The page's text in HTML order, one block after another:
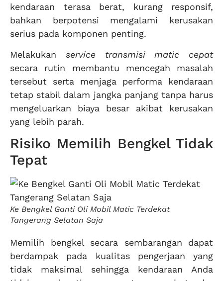
kendaraan terasa berat, kurang responsif,
bahkan berpotensi mengalami kerusakan
serius pada komponen penting.
Melakukan service transmisi matic cepat
secara rutin membantu mencegah masalah
tersebut serta menjaga performa kendaraan
tetap stabil dalam jangka panjang tanpa harus
mengeluarkan biaya besar akibat kerusakan
yang lebih parah.
Risiko Memilih Bengkel Tidak
Tepat
Ke Bengkel Ganti Oli Mobil Matic Terdekat
Tangerang Selatan Saja
Memilih bengkel secara sembarangan dapat
berdampak pada kualitas pengerjaan yang
tidak maksimal sehingga kendaraan Anda